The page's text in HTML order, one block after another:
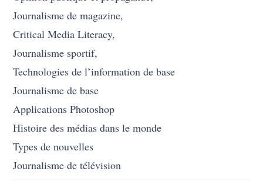
Journalisme de magazine,
Critical Media Literacy,
Journalisme sportif,
Technologies de l’information de base
Journalisme de base
Applications Photoshop
Histoire des médias dans le monde
Types de nouvelles
Journalisme de télévision